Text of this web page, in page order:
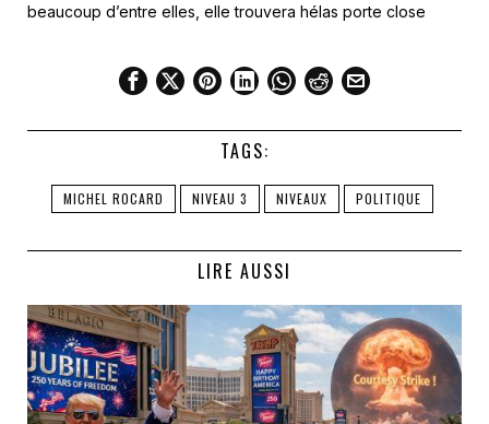
beaucoup d’entre elles, elle trouvera hélas porte close
TAGS:
MICHEL ROCARD NIVEAU 3 NIVEAUX POLITIQUE
LIRE AUSSI